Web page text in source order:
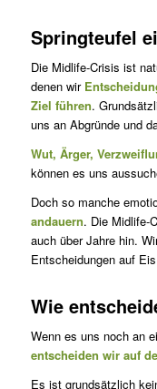
Springteufel
Die Midlife-Crisis ist
denen wir
Ziel führen.
uns an Abgründe und
Wut, Ärger,
kön­nen es uns
Doch so manche
andauern. Die Midlife-
auch über Jahre hin.
Entscheidun­gen auf
Wie
Wenn es uns noch an
entschei­den wir auf
Es ist grundsätzlich